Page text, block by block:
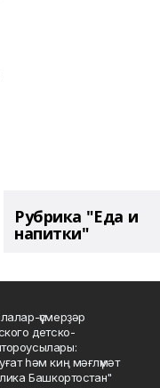
Рубрика "Еда и
напитки"
үҫмерҙәр
детско-
һәм киң мәғлүмәт
Башкортостан"